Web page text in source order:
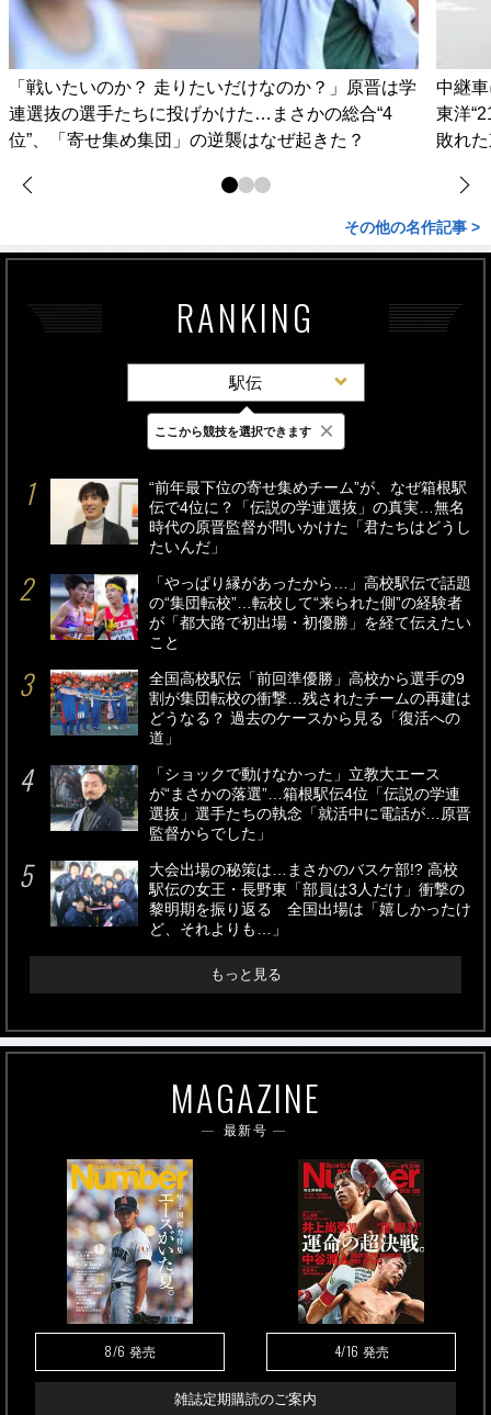
「戦いたいのか？ 走りたいだけなのか？」原晋は学
連選抜の選手たちに投げかけた…まさかの総合“4
位”、「寄せ集め集団」の逆襲はなぜ起きた？
中継
東洋
敗れ
その他の名作記事 >
RANKING
駅伝
最新 24時間 週間
“前年最下位の寄せ集めチーム”が、なぜ箱根駅
伝で4位に？「伝説の学連選抜」の真実…無名
時代の原晋監督が問いかけた「君たちはどうし
たいんだ」
「やっぱり縁があったから…」高校駅伝で話題
の“集団転校”…転校して“来られた側”の経験者
が「都大路で初出場・初優勝」を経て伝えたい
こと
全国高校駅伝「前回準優勝」高校から選手の9
割が集団転校の衝撃…残されたチームの再建は
どうなる？ 過去のケースから見る「復活への
道」
「ショックで動けなかった」立教大エース
が“まさかの落選”…箱根駅伝4位「伝説の学連
選抜」選手たちの執念「就活中に電話が…原晋
監督からでした」
大会出場の秘策は…まさかのバスケ部!? 高校
駅伝の女王・長野東「部員は3人だけ」衝撃の
黎明期を振り返る 全国出場は「嬉しかったけ
ど、それよりも…」
もっと見る
MAGAZINE
最新号
8/6 発売 4/16 発売
雑誌定期購読のご案内
ここから競技を選択できます ×